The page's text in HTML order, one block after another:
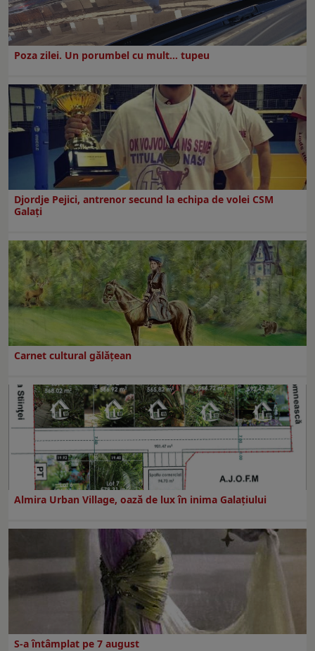
Poza zilei. Un porumbel cu mult… tupeu
Djordje Pejici, antrenor secund la echipa de volei CSM
Galați
Carnet cultural gălăţean
Almira Urban Village, oază de lux în inima Galațiului
S-a întâmplat pe 7 august